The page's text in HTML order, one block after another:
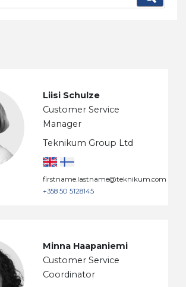
Liisi Schulze
Customer Service
Manager
Teknikum Group Ltd
firstname.lastname@teknikum.com
+358 50 5128145
Minna Haapaniemi
Customer Service
Coordinator